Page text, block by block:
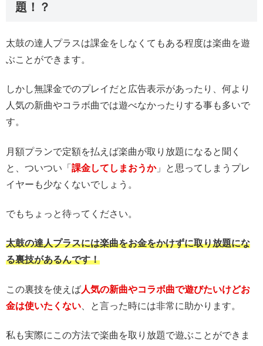
題！？
太鼓の達人プラスは課金をしなくてもある程度は楽曲を遊
ぶことができます。
しかし無課金でのプレイだと広告表示があったり、何より
人気の新曲やコラボ曲では遊べなかったりする事も多いで
す。
月額プランで定額を払えば楽曲が取り放題になると聞く
と、ついつい「 課金してしまおうか」と思ってしまうプレ
イヤーも少なくないでしょう。
でもちょっと待ってください。
太鼓の達人プラスには楽曲をお金をかけずに取り放題にな
る裏技があるんです！
この裏技を使えば人気の新曲やコラボ曲で遊びたいけどお
金は使いたくない 、と言った時には非常に助かります。
私も実際にこの方法で楽曲を取り放題で遊ぶことができま